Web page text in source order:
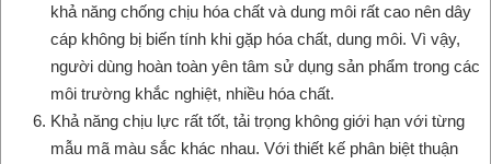
khả năng chống chịu hóa chất và dung môi rất cao nên dây
cáp không bị biến tính khi gặp hóa chất, dung môi. Vì vậy,
người dùng hoàn toàn yên tâm sử dụng sản phẩm trong các
môi trường khắc nghiệt, nhiều hóa chất.
Khả năng chịu lực rất tốt, tải trọng không giới hạn với từng
mẫu mã màu sắc khác nhau. Với thiết kế phân biệt thuận